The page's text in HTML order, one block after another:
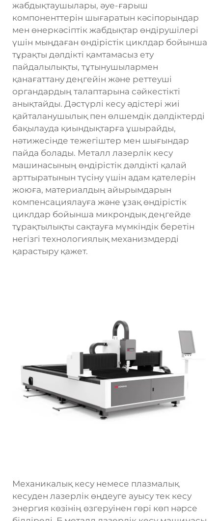
жабдықтаушылары, әуе-ғарыш
компоненттерін шығаратын кәсіпорындар
мен өнеркәсіптік жабдықтар өндірушілері
үшін мыңдаған өндірістік циклдар бойынша
тұрақты дәлдікті қамтамасыз ету
пайдалылықты, тұтынушылармен
қанағаттану деңгейін және реттеуші
органдардың талаптарына сәйкестікті
анықтайды. Дәстүрлі кесу әдістері жиі
қайталанушылық пен өлшемдік дәлдіктерді
бақылауда қиындықтарға ұшырайды,
нәтижесінде тежегіштер мен шығындар
пайда болады. Металл лазерлік кесу
машинасының өндірістік дәлдікті қалай
арттыратынын түсіну үшін адам қателерін
жоюға, материалдың айырымдарын
компенсациялауға және ұзақ өндірістік
циклдар бойынша микрондық деңгейде
тұрақтылықты сақтауға мүмкіндік беретін
негізгі технологиялық механизмдерді
қарастыру қажет.
Механикалық кесу немесе плазмалық
кесуден лазерлік өңдеуге ауысу тек кесу
энергия көзінің өзгеруінен гөрі көп нәрсе